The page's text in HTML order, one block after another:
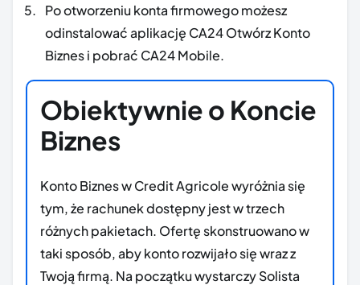
Po otworzeniu konta firmowego możesz
odinstalować aplikację CA24 Otwórz Konto
Biznes i pobrać CA24 Mobile.
Obiektywnie o Koncie
Biznes
Konto Biznes w Credit Agricole wyróżnia się
tym, że rachunek dostępny jest w trzech
różnych pakietach. Ofertę skonstruowano w
taki sposób, aby konto rozwijało się wraz z
Twoją firmą. Na początku wystarczy Solista